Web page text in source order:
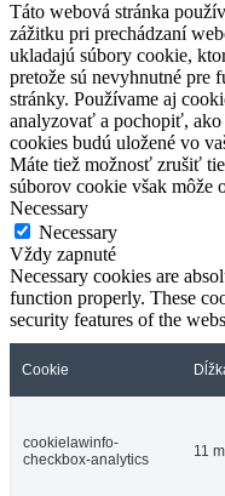
Táto webová stránka
zážitku pri prechádzaní
ukladajú súbory cookie,
pretože sú nevyhnutné pre
stránky. Používame aj
analyzovať a pochopiť,
cookies budú uložené vo
Máte tiež možnosť zrušiť
súborov cookie však môže
Necessary
Necessary
Vždy zapnuté
Necessary cookies are
function properly. These
security features of the
Cookie
cookielawinfo-
checkbox-analytics
11